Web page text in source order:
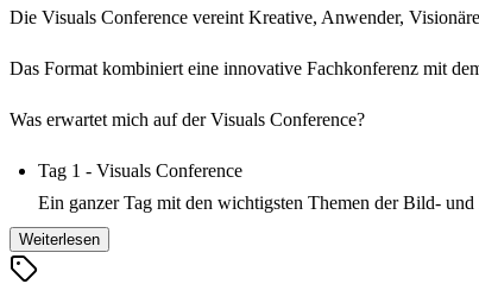
Die Visuals Conference vereint Kreative, Anwender,
Das Format kombiniert eine innovative Fachkonferenz mit
Was erwartet mich auf der Visuals Conference?
Tag 1 - Visuals Conference
Ein ganzer Tag mit den wichtigsten Themen der Bild-
Entscheider ihre Perspektiven – ein Raum für
Weiterlesen